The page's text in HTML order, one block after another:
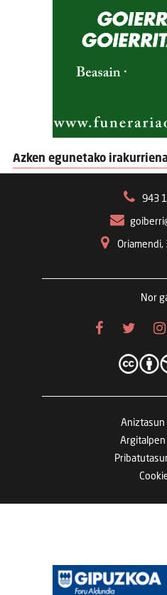
Azken egunetako
943
Oriamendi,
Nor
Aniztasun